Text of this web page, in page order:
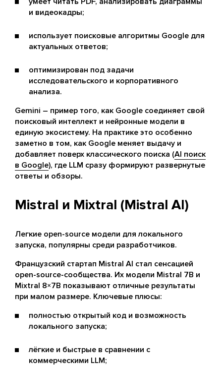
и видеокадры;
использует поисковые алгоритмы Google для
актуальных ответов;
оптимизирован под задачи
исследовательского и корпоративного
анализа.
Gemini – пример того, как Google соединяет свой
поисковый интеллект и нейронные модели в
единую экосистему. На практике это особенно
заметно в том, как Google меняет выдачу и
добавляет поверх классического поиска (AI поиск
в Google), где LLM сразу формируют развернутые
ответы и обзоры.
Mistral и Mixtral (Mistral AI)
Легкие open-source модели для локального
запуска, популярны среди разработчиков.
Французский стартап Mistral AI стал сенсацией
open-source-сообщества. Их модели Mistral 7B и
Mixtral 8×7B показывают отличные результаты
при малом размере. Ключевые плюсы:
полностью открытый код и возможность
локального запуска;
лёгкие и быстрые в сравнении с
коммерческими LLM;